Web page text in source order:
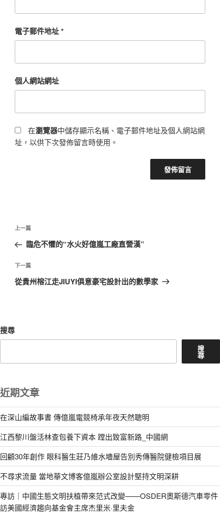
電子郵件地址*
個人網站網址
在瀏覽器中儲存顯示名稱、電子郵件地址及個人網站網
址，以供下次發佈留言時使用。
文
導
覽
上
一
文
章
上一篇
臨危不懼的“水火好億嵐工廠直營漢”
下
一
下一篇
從貴州榕江走JIUYI俱意豪宅設計出的數學家
搜尋
搜
尋
近期文章
在深山編故事書 傳億嵐電競椅承年夜天然聰明
江西黎川盤活林查包養下資本 蹚出致富新路_中國網
回顧30年創作 眼科醫生莊乃維水墻屋告別秀傳醫院健檢項目展
不尋求流量 當地華文博客億嵐辦公室設計堅持文明深耕
專訪｜中國生態文明扶植帶來范式改變——OSDER奧斯德汽車零件
訪美國經濟趨向基金會主席杰里米·里夫金